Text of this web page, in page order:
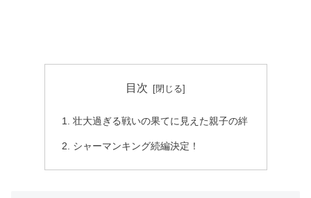
目次
壮大過ぎる戦いの果てに見えた親子の絆
シャーマンキング続編決定！